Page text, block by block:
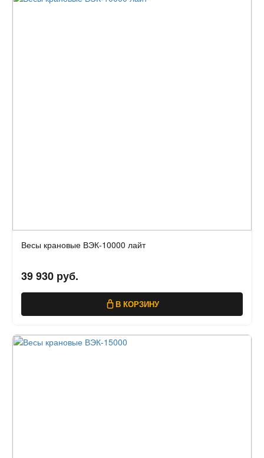
Весы крановые ВЭК-10000 лайт
39 930 руб.
В КОРЗИНУ